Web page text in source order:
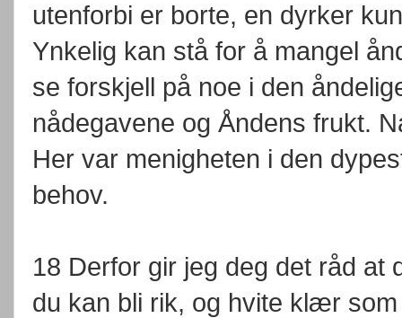
utenforbi er borte, en dyrker
Ynkelig kan stå for å mangel
se forskjell på noe i den
nådegavene og Åndens frukt.
Her var menigheten i den
behov.
18 Derfor gir jeg deg det råd at
du kan bli rik, og hvite klær